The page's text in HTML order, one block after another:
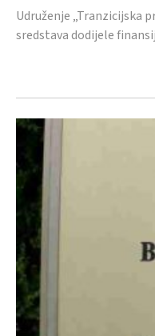
Udruženje „Tranzicijska
sredstava dodijele